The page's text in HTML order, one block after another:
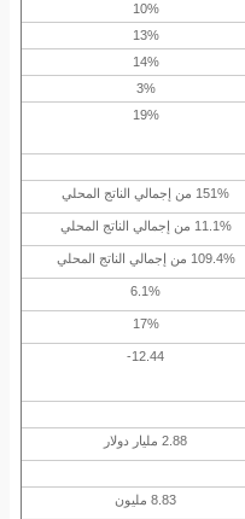
10%
13%
14%
3%
19%
151% من إجمالي الناتج المحلي
11.1% من إجمالي الناتج المحلي
109.4% من إجمالي الناتج المحلي
6.1%
17%
12.44-
2.88 مليار دولار
8.83 مليون